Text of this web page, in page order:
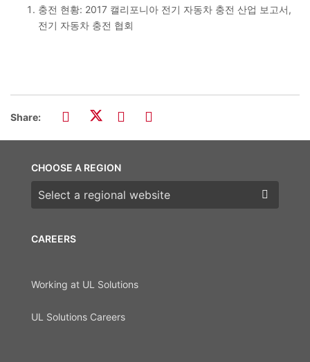
충전 현황: 2017 캘리포니아 전기 자동차 충전 산업 보고서,
전기 자동차 충전 협회
Share:
CAREERS
Working at UL Solutions
UL Solutions Careers
CHOOSE A REGION
Choose a region